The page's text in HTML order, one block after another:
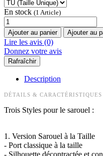
En stock (1 Article)
Ajouter au panier Ajouter au
Lire les avis (0)
Donnez votre avis
Description
DÉTAILS & CARACTÉRISTIQUES
Trois Styles pour le sarouel :
1. Version Sarouel à la Taille
- Port classique à la taille
- Silhouette décontractée et